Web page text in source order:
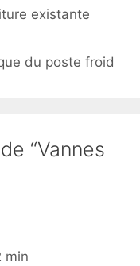
existante
du poste froid
“Vannes
min